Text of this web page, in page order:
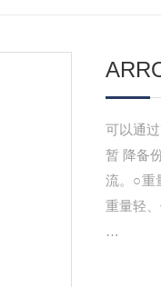
可以通
暂 降备份1秒或长达30秒（可选） ，从而轻松充电或瞬间提供大电
流。○重量轻
重量轻、